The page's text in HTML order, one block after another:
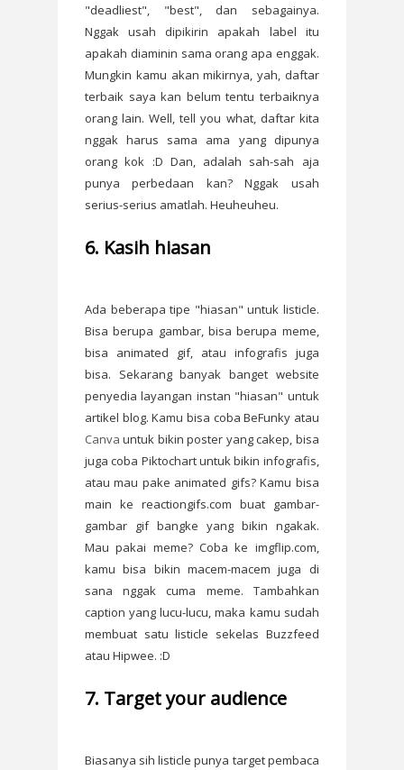
"deadliest", "best", dan sebagainya.
Nggak usah dipikirin apakah label itu
apakah diaminin sama orang apa enggak.
Mungkin kamu akan mikirnya, yah, daftar
terbaik saya kan belum tentu terbaiknya
orang lain. Well, tell you what, daftar kita
nggak harus sama ama yang dipunya
orang kok :D Dan, adalah sah-sah aja
punya perbedaan kan? Nggak usah
serius-serius amatlah. Heuheuheu.
6. Kasih hiasan
Ada beberapa tipe "hiasan" untuk listicle.
Bisa berupa gambar, bisa berupa meme,
bisa animated gif, atau infografis juga
bisa. Sekarang banyak banget website
penyedia layangan instan "hiasan" untuk
artikel blog. Kamu bisa coba BeFunky atau
Canva untuk bikin poster yang cakep, bisa
juga coba Piktochart untuk bikin infografis,
atau mau pake animated gifs? Kamu bisa
main ke reactiongifs.com buat gambar-
gambar gif bangke yang bikin ngakak.
Mau pakai meme? Coba ke imgflip.com,
kamu bisa bikin macem-macem juga di
sana nggak cuma meme. Tambahkan
caption yang lucu-lucu, maka kamu sudah
membuat satu listicle sekelas Buzzfeed
atau Hipwee. :D
7. Target your audience
Biasanya sih listicle punya target pembaca